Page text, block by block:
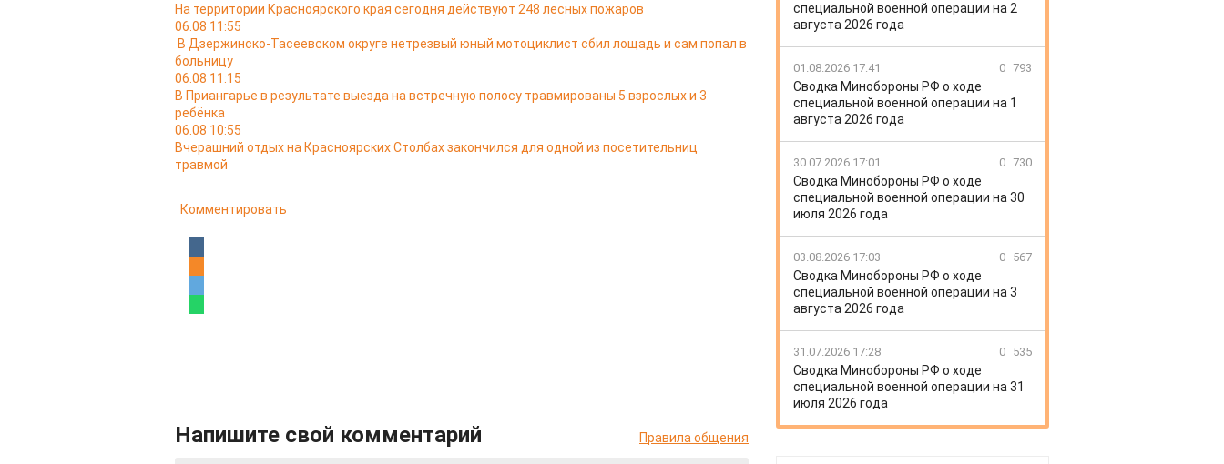
На территории Красноярского края сегодня действуют 248 лесных пожаров
06.08 11:55
В Дзержинско-Тасеевском округе нетрезвый юный мотоциклист сбил лощадь и сам попал в
больницу
06.08 11:15
В Приангарье в результате выезда на встречную полосу травмированы 5 взрослых и 3
ребёнка
06.08 10:55
Вчерашний отдых на Красноярских Столбах закончился для одной из посетительниц
травмой
Комментировать
Напишите свой комментарий Правила общения
специальной военной операции на 2
августа 2026 года
01.08.2026 17:41 0 793
Сводка Минобороны РФ о ходе
специальной военной операции на 1
августа 2026 года
30.07.2026 17:01 0 730
Сводка Минобороны РФ о ходе
специальной военной операции на 30
июля 2026 года
03.08.2026 17:03 0 567
Сводка Минобороны РФ о ходе
специальной военной операции на 3
августа 2026 года
31.07.2026 17:28 0 535
Сводка Минобороны РФ о ходе
специальной военной операции на 31
июля 2026 года